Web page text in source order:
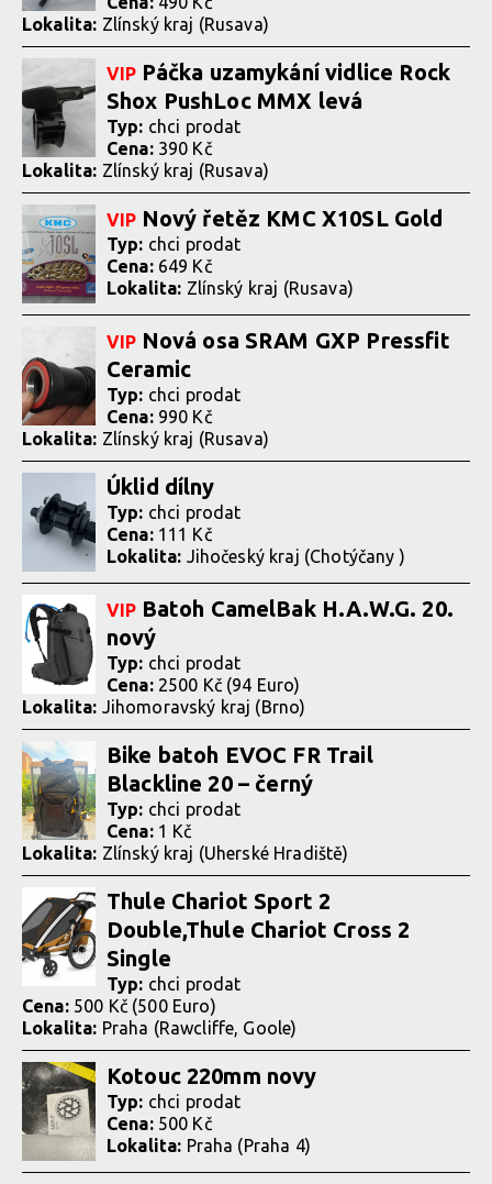
Lokalita: Zlínský kraj (Rusava)
VIP Páčka uzamykání vidlice Rock
Shox PushLoc MMX levá
Typ: chci prodat
Cena: 390 Kč
Lokalita: Zlínský kraj (Rusava)
VIP Nový řetěz KMC X10SL Gold
Typ: chci prodat
Cena: 649 Kč
Lokalita: Zlínský kraj (Rusava)
VIP Nová osa SRAM GXP Pressfit
Ceramic
Typ: chci prodat
Cena: 990 Kč
Lokalita: Zlínský kraj (Rusava)
Úklid dílny
Typ: chci prodat
Cena: 111 Kč
Lokalita: Jihočeský kraj (Chotýčany )
VIP Batoh CamelBak H.A.W.G. 20.
nový
Typ: chci prodat
Cena: 2500 Kč (94 Euro)
Lokalita: Jihomoravský kraj (Brno)
Bike batoh EVOC FR Trail
Blackline 20 – černý
Typ: chci prodat
Cena: 1 Kč
Lokalita: Zlínský kraj (Uherské Hradiště)
Thule Chariot Sport 2
Double,Thule Chariot Cross 2
Single
Typ: chci prodat
Cena: 500 Kč (500 Euro)
Lokalita: Praha (Rawcliffe, Goole)
Kotouc 220mm novy
Typ: chci prodat
Cena: 500 Kč
Lokalita: Praha (Praha 4)